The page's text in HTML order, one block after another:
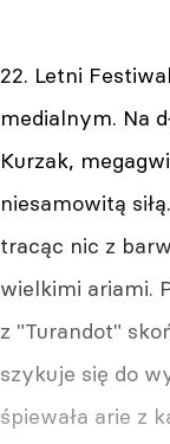
22. Letni
medialnym. Na
Kurzak,
niesamowitą
tracąc nic z
wielkimi ariami.
z "Turandot"
szykuje się do
śpiewała arie z